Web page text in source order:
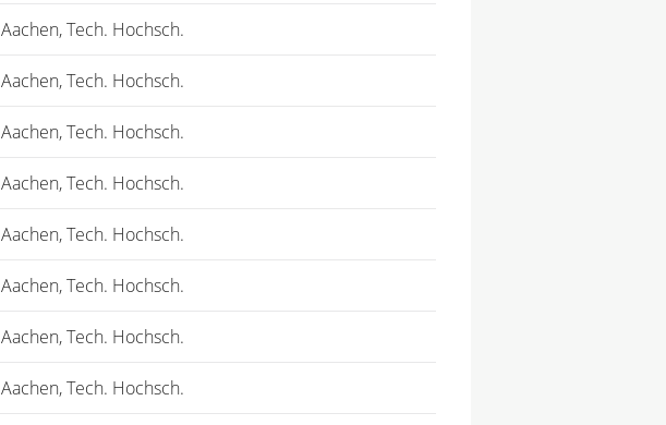
Aachen, Tech. Hochsch.
Aachen, Tech. Hochsch.
Aachen, Tech. Hochsch.
Aachen, Tech. Hochsch.
Aachen, Tech. Hochsch.
Aachen, Tech. Hochsch.
Aachen, Tech. Hochsch.
Aachen, Tech. Hochsch.